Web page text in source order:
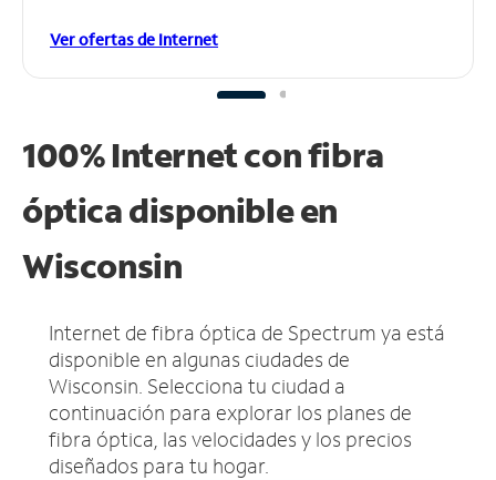
Ver ofertas de Internet
100% Internet con fibra
óptica disponible en
Wisconsin
Internet de fibra óptica de Spectrum ya está
disponible en algunas ciudades de
Wisconsin. Selecciona tu ciudad a
continuación para explorar los planes de
fibra óptica, las velocidades y los precios
diseñados para tu hogar.